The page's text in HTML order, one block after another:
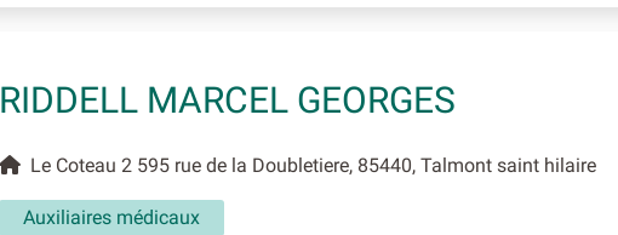
RIDDELL MARCEL GEORGES
Le Coteau 2 595 rue de la Doubletiere, 85440, Talmont saint hilaire
Auxiliaires médicaux